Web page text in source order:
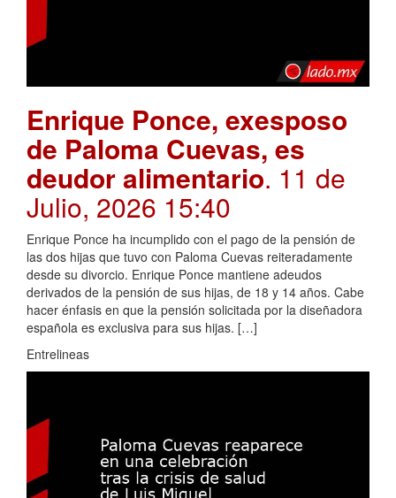
Enrique Ponce, exesposo
de Paloma Cuevas, es
deudor alimentario. 11 de
Julio, 2026 15:40
Enrique Ponce ha incumplido con el pago de la pensión de
las dos hijas que tuvo con Paloma Cuevas reiteradamente
desde su divorcio. Enrique Ponce mantiene adeudos
derivados de la pensión de sus hijas, de 18 y 14 años. Cabe
hacer énfasis en que la pensión solicitada por la diseñadora
española es exclusiva para sus hijas. […]
Entrelineas